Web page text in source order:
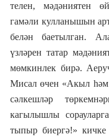
телен, мәдәниятен
гамәли кулланышын
белән баетылган.
үзләрен татар
мөмкинлек бирә.
Мисал өчен «Акыл һәм
сәлкешләр
кагылышлы
тыпыр биергә!» кичке